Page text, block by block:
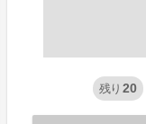
残り 20